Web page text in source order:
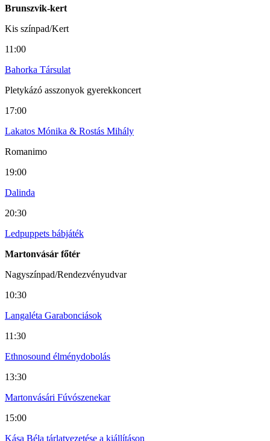
Brunszvik-kert
Kis színpad/Kert
11:00
Bahorka Társulat
Pletykázó asszonyok gyerekkoncert
17:00
Lakatos Mónika & Rostás Mihály
Romanimo
19:00
Dalinda
20:30
Ledpuppets bábjáték
Martonvásár főtér
Nagyszínpad/Rendezvényudvar
10:30
Langaléta Garabonciások
11:30
Ethnosound élménydobolás
13:30
Martonvásári Fúvószenekar
15:00
Kása Béla tárlatvezetése a kiállításon